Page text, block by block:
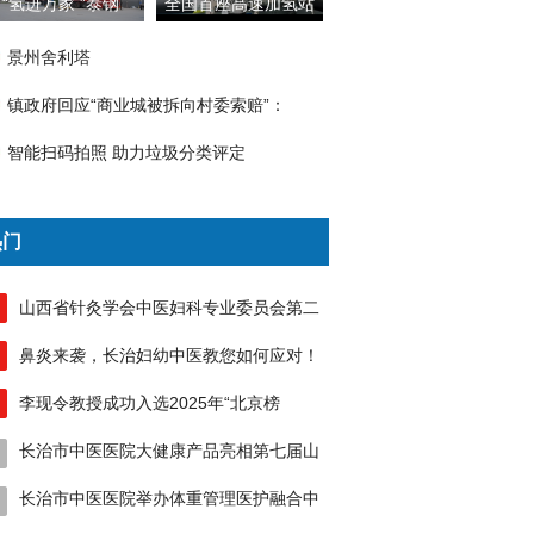
景州舍利塔
镇政府回应“商业城被拆向村委索赔”：
智能扫码拍照 助力垃圾分类评定
山西省针灸学会中医妇科专业委员会第二
鼻炎来袭，长治妇幼中医教您如何应对！
李现令教授成功入选2025年“北京榜
长治市中医医院大健康产品亮相第七届山
长治市中医医院举办体重管理医护融合中